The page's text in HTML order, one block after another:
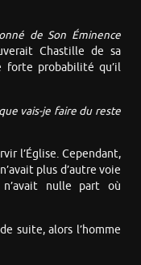
de Son Éminence
Chastille de sa
probabilité qu’il
vais-je faire du reste
l’Église. Cependant,
plus d’autre voie
nulle part où
suite, alors l’homme